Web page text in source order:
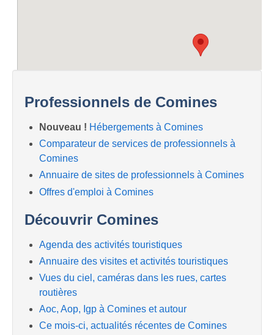
Professionnels de Comines
Nouveau ! Hébergements à Comines
Comparateur de services de professionnels à
Comines
Annuaire de sites de professionnels à Comines
Offres d'emploi à Comines
Découvrir Comines
Agenda des activités touristiques
Annuaire des visites et activités touristiques
Vues du ciel, caméras dans les rues, cartes
routières
Aoc, Aop, Igp à Comines et autour
Ce mois-ci, actualités récentes de Comines